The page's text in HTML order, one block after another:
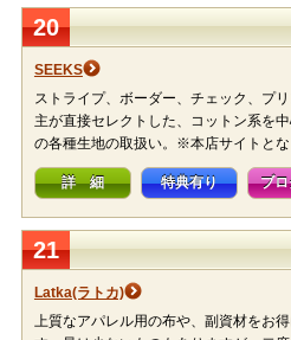
20
SEEKS
ストライプ、ボーダー、チェック、プ
主が直接セレクトした、コットン系を
の各種生地の取扱い。※本店サイトとな
詳 細 特典有り ブ
21
Latka(ラトカ)
上質なアパレル用の布や、副資材をお